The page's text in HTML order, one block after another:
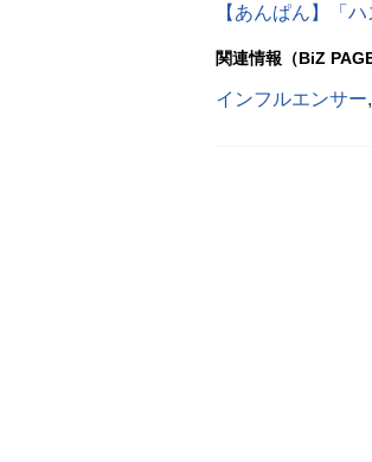
【あんぱん】「
関連情報（BiZ PAGE
インフルエンサー,